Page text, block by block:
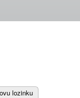
lozinku